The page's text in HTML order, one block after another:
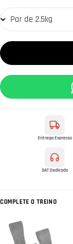
de
2.5kg
Entrega Expresso
SAT Dedicado
COMPLETE O TREINO